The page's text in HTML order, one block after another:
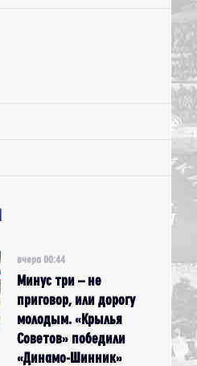
вчера 00:44
Минус три – не
приговор, или дорогу
молодым. «Крылья
Советов» победили
«Динамо-Шинник»